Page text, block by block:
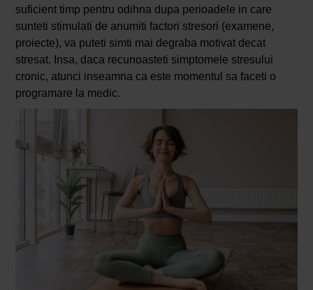
suficient timp pentru odihna dupa perioadele in care
sunteti stimulati de anumiti factori stresori (examene,
proiecte), va puteti simti mai degraba motivat decat
stresat. Insa, daca recunoasteti simptomele stresului
cronic, atunci inseamna ca este momentul sa faceti o
programare la medic.